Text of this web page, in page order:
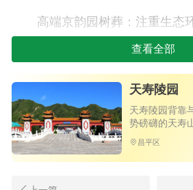
高端京韵园树葬：注重生态
贵的设计，价格为16800元，让
深度。
2.壁葬专区：
念慈园壁葬：典雅庄重，占
地资源，本季度热门选择之一，
查看全部
天寿陵园
天寿陵园背靠
势磅礴的天寿
昌平区